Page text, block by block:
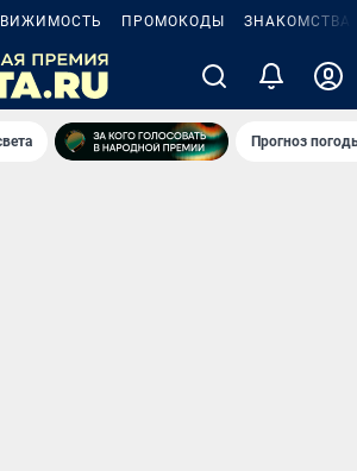
ПРОМОКОДЫ ЗНАКОМСТВА
Прогноз